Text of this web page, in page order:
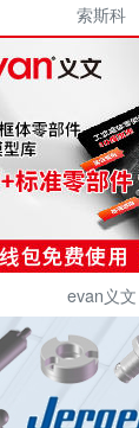
索斯科
evan义文